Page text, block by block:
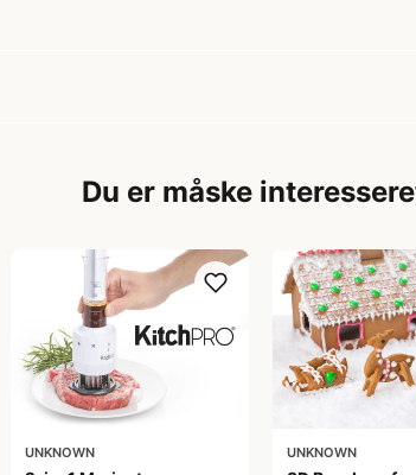
Du er måske
UNKNOWN UNKNOWN